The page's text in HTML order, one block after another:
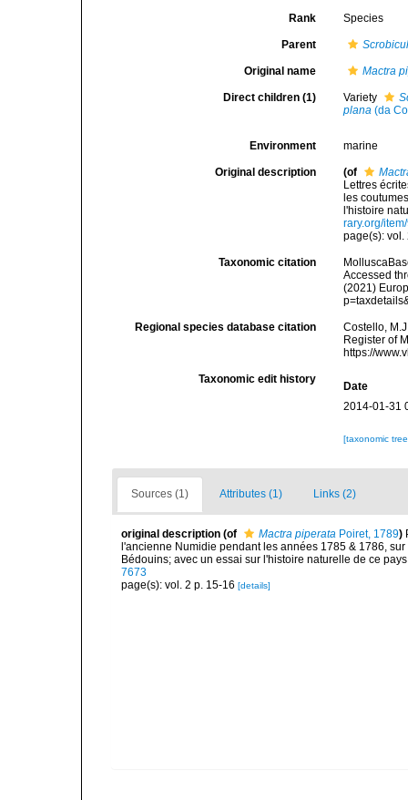
Rank Species
Parent
Original name Mactra
Direct children (1) Variety
plana (da
Environment marine
Original description (of
Lettres
les
l'histoire
rary.org/
page(s):
Taxonomic citation
Accessed
(2021)
Regional species database citation
Costello,
Register of
https://
Taxonomic edit history
Date
2014-01-31
[taxonomic
Sources (1) Attributes (1) Links (2)
original description (of Mactra piperata Poiret, 1789)
l'ancienne Numidie pendant les années 1785 & 1786,
Bédouins; avec un essai sur l'histoire naturelle de ce
7673
page(s): vol. 2 p. 15-16 [details]